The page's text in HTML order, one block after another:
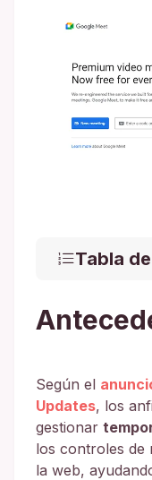
Tabla
Según el
Updates, los
gestionar
los controles de
la web,